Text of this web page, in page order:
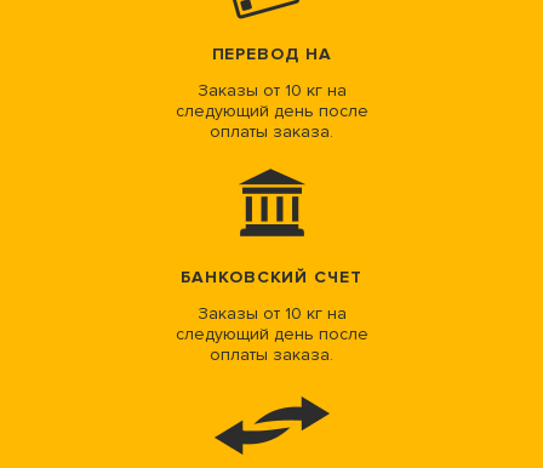
ПЕРЕВОД НА
Заказы от 10 кг на
следующий день после
оплаты заказа.
БАНКОВСКИЙ СЧЕТ
Заказы от 10 кг на
следующий день после
оплаты заказа.